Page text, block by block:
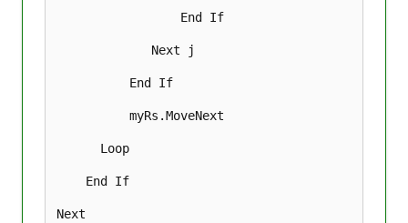
                 End If
             Next j
          End If
          myRs.MoveNext
      Loop
    End If